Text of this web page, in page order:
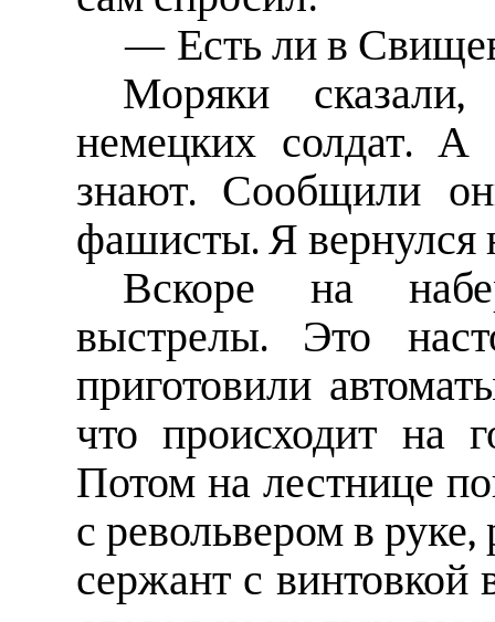
— Есть ли в
Моряки
немецких солдат. А
знают. Сообщили
фашисты. Я вернулся
Вскоре на
выстрелы. Это
приготовили
что происходит на
Потом на лестнице
с револьвером в
сержант с винтовкой